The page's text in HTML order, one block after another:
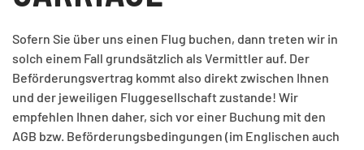
Sofern Sie über uns einen Flug buchen, dann treten wir in
solch einem Fall grundsätzlich als Vermittler auf. Der
Beförderungsvertrag kommt also direkt zwischen Ihnen
und der jeweiligen Fluggesellschaft zustande! Wir
empfehlen Ihnen daher, sich vor einer Buchung mit den
AGB bzw. Beförderungsbedingungen (im Englischen auch